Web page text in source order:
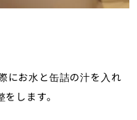
にお水と缶詰の汁を入れ
します。